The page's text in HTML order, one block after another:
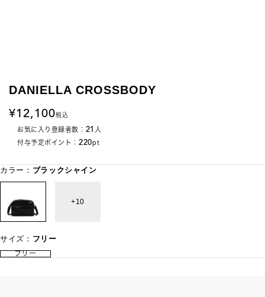
DANIELLA CROSSBODY
12,100税込
お気に入り登録者数： 21 人
付与予定ポイント： 220pt
カラー： ブラックシャイン
10
サイズ： フリー
フリー